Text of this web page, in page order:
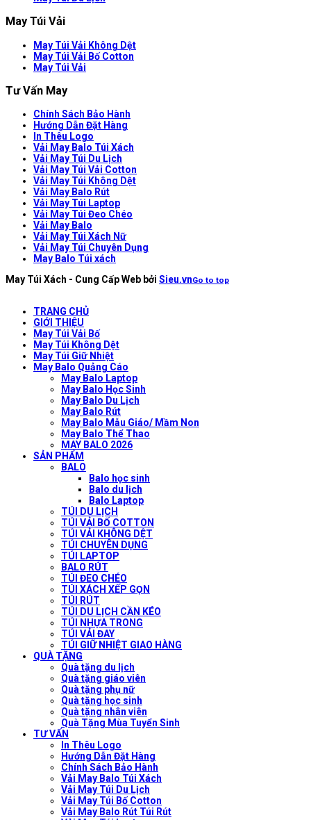
May Túi Vải
May Túi Vải Không Dệt
May Túi Vải Bố Cotton
May Túi Vải
Tư Vấn May
Chính Sách Bảo Hành
Hướng Dẫn Đặt Hàng
In Thêu Logo
Vải May Balo Túi Xách
Vải May Túi Du Lịch
Vải May Túi Vải Cotton
Vải May Túi Không Dệt
Vải May Balo Rút
Vải May Túi Laptop
Vải May Túi Đeo Chéo
Vải May Balo
Vải May Túi Xách Nữ
Vải May Túi Chuyên Dụng
May Balo Túi xách
May Túi Xách - Cung Cấp Web bởi Sieu.vnGo to top
TRANG CHỦ
GIỚI THIỆU
May Túi Vải Bố
May Túi Không Dệt
May Túi Giữ Nhiệt
May Balo Quảng Cáo
May Balo Laptop
May Balo Học Sinh
May Balo Du Lịch
May Balo Rút
May Balo Mẫu Giáo/ Mầm Non
May Balo Thể Thao
MAY BALO 2026
SẢN PHẨM
BALO
Balo học sinh
Balo du lịch
Balo Laptop
TÚI DU LỊCH
TÚI VẢI BỐ COTTON
TÚI VẢI KHÔNG DỆT
TÚI CHUYÊN DỤNG
TÚI LAPTOP
BALO RÚT
TÚI ĐEO CHÉO
TÚI XÁCH XẾP GỌN
TÚI RÚT
TÚI DU LỊCH CẦN KÉO
TÚI NHỰA TRONG
TÚI VẢI ĐAY
TÚI GIỮ NHIỆT GIAO HÀNG
QUÀ TẶNG
Quà tặng du lịch
Quà tặng giáo viên
Quà tặng phụ nữ
Quà tặng học sinh
Quà tặng nhân viên
Quà Tặng Mùa Tuyển Sinh
TƯ VẤN
In Thêu Logo
Hướng Dẫn Đặt Hàng
Chính Sách Bảo Hành
Vải May Balo Túi Xách
Vải May Túi Du Lịch
Vải May Túi Bố Cotton
Vải May Balo Rút Túi Rút